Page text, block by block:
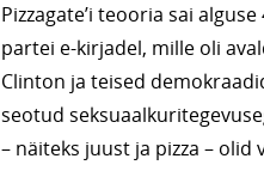
Pizzagate’i teooria sai
partei e-kirjadel, mille oli
Clinton ja teised
seotud
– näiteks juust ja pizza –